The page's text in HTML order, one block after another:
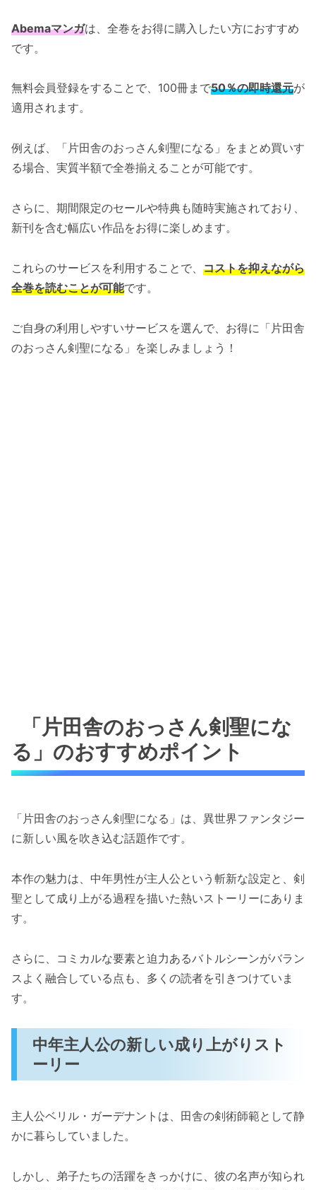
Abemaマンガは、全巻をお得に購入したい方におすすめ
です。
無料会員登録をすることで、100冊まで50％の即時還元が
適用されます。
例えば、「片田舎のおっさん剣聖になる」をまとめ買いす
る場合、実質半額で全巻揃えることが可能です。
さらに、期間限定のセールや特典も随時実施されており、
新刊を含む幅広い作品をお得に楽しめます。
これらのサービスを利用することで、 コストを抑えながら
全巻を読むことが可能です。
ご自身の利用しやすいサービスを選んで、お得に「片田舎
のおっさん剣聖になる」を楽しみましょう！
「片田舎のおっさん剣聖にな
る」のおすすめポイント
「片田舎のおっさん剣聖になる」は、異世界ファンタジー
に新しい風を吹き込む話題作です。
本作の魅力は、中年男性が主人公という斬新な設定と、剣
聖として成り上がる過程を描いた熱いストーリーにありま
す。
さらに、コミカルな要素と迫力あるバトルシーンがバラン
スよく融合している点も、多くの読者を引きつけていま
す。
中年主人公の新しい成り上がりスト
ーリー
主人公ベリル・ガーデナントは、田舎の剣術師範として静
かに暮らしていました。
しかし、弟子たちの活躍をきっかけに、彼の名声が知られ